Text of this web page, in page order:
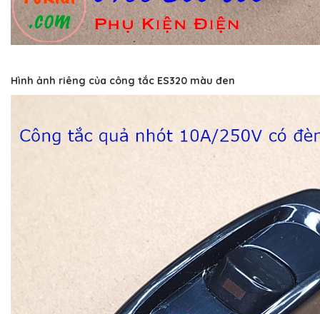
Hình ảnh riêng của công tắc ES320 màu đen